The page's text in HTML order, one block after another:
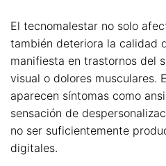
El tecnomalestar no solo
también deteriora la calidad
manifiesta en trastornos del
visual o dolores musculares.
aparecen síntomas como
sensación de
no ser suficientemente
digitales.